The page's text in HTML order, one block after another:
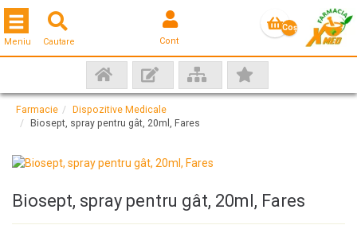
Cautare Cont
Coş
Toggle navigation
Meniu
Farmacie
Dispozitive Medicale
Biosept, spray pentru gât, 20ml, Fares
Biosept, spray pentru gât, 20ml, Fares